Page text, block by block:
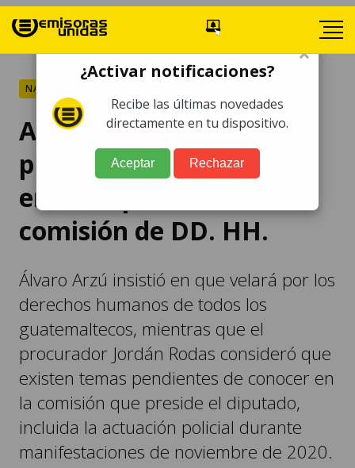
NACIONALES
Arzú y Rodas se
pronuncian sobre carta
enviada por Moto a
comisión de DD. HH.
Álvaro Arzú insistió en que velará por los
derechos humanos de todos los
guatemaltecos, mientras que el
procurador Jordán Rodas consideró que
existen temas pendientes de conocer en
la comisión que preside el diputado,
incluida la actuación policial durante
manifestaciones de noviembre de 2020.
×
¿Activar notificaciones?
Recibe las últimas novedades
directamente en tu dispositivo.
Aceptar Rechazar